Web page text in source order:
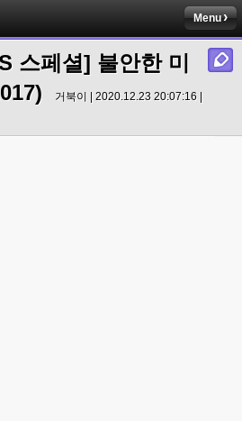
Menu
스페셜] 불안한 미
거북이 | 2020.12.23 20:07:16 |